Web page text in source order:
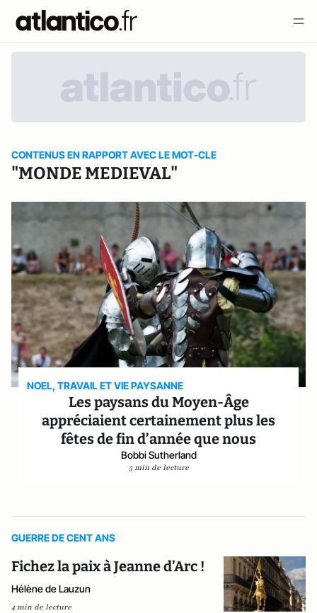
CONTENUS EN RAPPORT AVEC LE MOT-CLE
"MONDE MEDIEVAL"
NOEL, TRAVAIL ET VIE PAYSANNE
Les paysans du Moyen-Âge
appréciaient certainement plus les
fêtes de fin d’année que nous
Bobbi Sutherland
5 min de lecture
GUERRE DE CENT ANS
Fichez la paix à Jeanne d’Arc !
Hélène de Lauzun
4 min de lecture